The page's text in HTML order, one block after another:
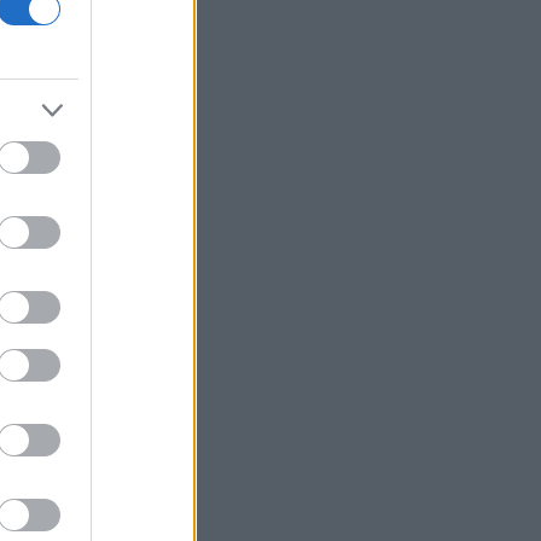
Ιούλιο με 2 εκατομμύρια επιβάτες
αχρήστων οι αμφισβητήσεις για τη
διασύνδεση Ελλάδας - Κύπρου»
Μητσοτάκης σε Κυβερνητική Επιτροπή
Βιομηχανίας: Κεντρική προτεραιότητα
ΕΛΑΣ: Η πρόληψη των πυρκαγιών
περνά και από τη σωστή διαχείριση
του δικτύου ηλεκτροδότησης
Έως 1.000 ευρώ ανά τ.μ. οι
αποζημιώσεις - Πότε ξεκινούν οι
Άνοιξε η πλατφόρμα για ενισχύσεις de